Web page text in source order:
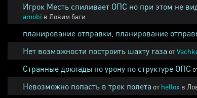
Игрок Месть спиливает ОПС но при этом не
amobi в Ловим баги
планирование отправки, планирование
Нет возможности построить шахту газа от
Странные доклады по урону по структуре ОПС
Невозможно попасть в трек полета от hellox в